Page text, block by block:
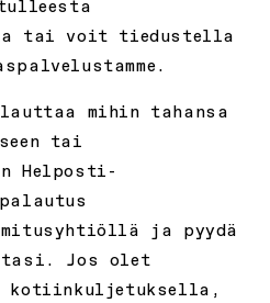
tai voit tiedustella
mihin tahansa
tai
Helposti-
ja pyydä
Jos olet